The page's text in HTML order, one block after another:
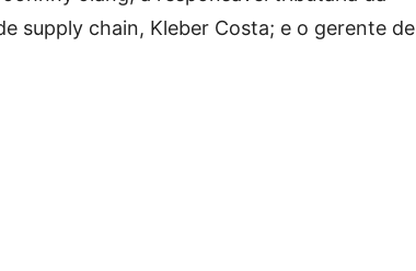
supply chain, Kleber Costa; e o gerente de